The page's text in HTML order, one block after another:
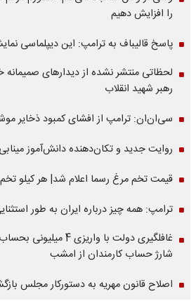
را افزایش دهیم
پاسخ قالیباف به ترامپ: این دیپلماسی
لحظاتی منتشر نشده از دیدارهای صمیمانه
رهبر شهید انقلاب
سی‌ان‌ان: ترامپ از افشای کمبود ذخایر
روایت جدید و تکان‌دهنده دانش‌آموز
قیمت تخم مرغ رسما اعلام شد| هر کیلو
ترامپ: همه چیز درباره ایران به طور
غافلگیری دولت با
شارژ حساب کارمندان از امشب
اصلاح قانون مهریه به دستورکار مجلس